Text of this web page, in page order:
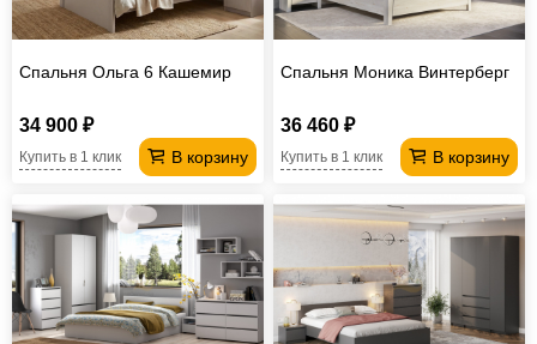
Спальня Ольга 6 Кашемир
34 900 ₽
В корзину
Купить в 1 клик
Спальня Моника Винтерберг
36 460 ₽
В корзину
Купить в 1 клик